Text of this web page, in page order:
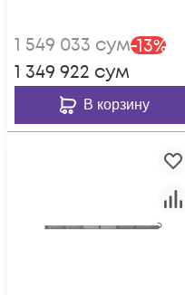
1 549 033 сум-13%
1 349 922 сум
В корзину